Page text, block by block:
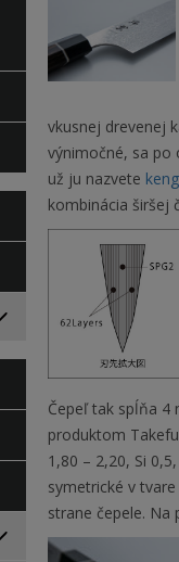
vkusnej drevenej
výnimočné, sa po
už ju nazvete
kombinácia širšej
Čepeľ tak spĺňa 4
produktom
1,80 – 2,20, Si
symetrické v tvare
strane čepele. Na